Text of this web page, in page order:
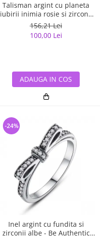
Talisman argint cu planeta
iubirii inimia rosie si zirconii
albe
156,21 Lei
100,00 Lei
ADAUGA IN COS
Inel argint cu fundita si
zirconii albe - Be Authentic
-24%